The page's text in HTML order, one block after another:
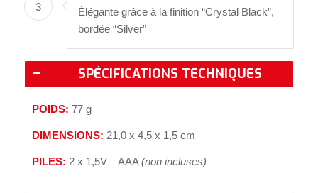
3
Élégante grâce à la finition “Crystal Black”,
bordée “Silver”
SPÉCIFICATIONS TECHNIQUES
POIDS: 77 g
DIMENSIONS: 21,0 x 4,5 x 1,5 cm
PILES: 2 x 1,5V – AAA(non incluses)